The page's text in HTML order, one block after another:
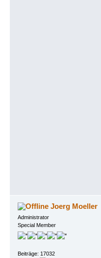
Joerg Moeller
Administrator
Special Member
Beiträge: 17032